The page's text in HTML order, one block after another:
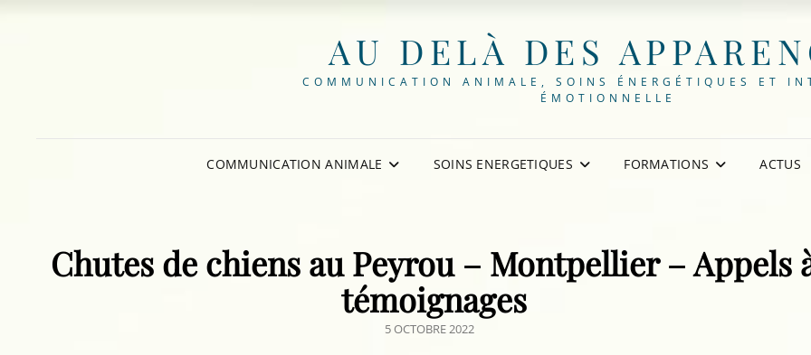
AU DELÀ DES
COMMUNICATION ANIMALE, SOINS ÉNERGÉTIQUES ET
ÉMOTIONNELLE
COMMUNICATION ANIMALE SOINS ENERGETIQUES FORMATIONS ACTUS
Chutes de chiens au Peyrou – Montpellier – Appels
témoignages
POSTED
5 OCTOBRE 2022